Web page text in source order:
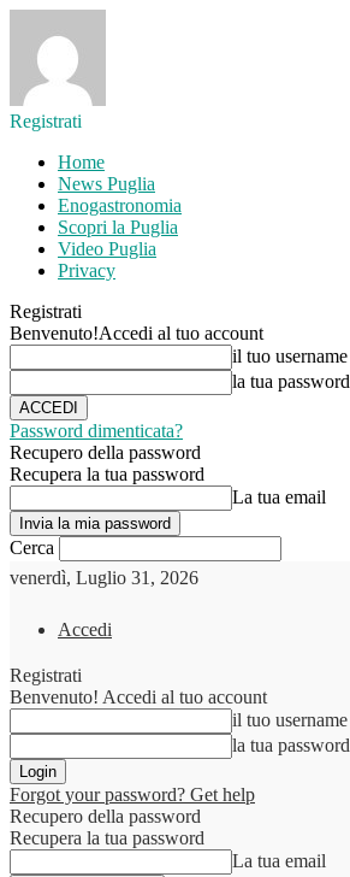
Registrati
Home
News Puglia
Enogastronomia
Scopri la Puglia
Video Puglia
Privacy
Registrati
Benvenuto!Accedi al tuo account
il tuo username
la tua password
Password dimenticata?
Recupero della password
Recupera la tua password
La tua email
Cerca
venerdì, Luglio 31, 2026
Accedi
Registrati
Benvenuto! Accedi al tuo account
il tuo username
la tua password
Forgot your password? Get help
Recupero della password
Recupera la tua password
La tua email